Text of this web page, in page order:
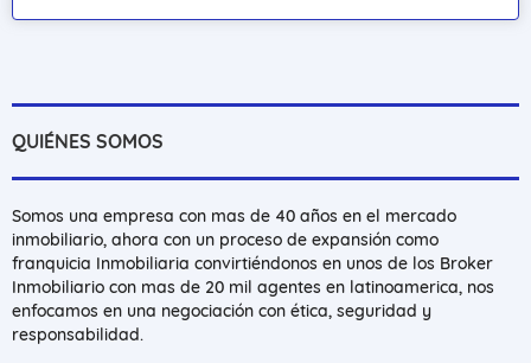
QUIÉNES SOMOS
Somos una empresa con mas de 40 años en el mercado
inmobiliario, ahora con un proceso de expansión como
franquicia Inmobiliaria convirtiéndonos en unos de los Broker
Inmobiliario con mas de 20 mil agentes en latinoamerica, nos
enfocamos en una negociación con ética, seguridad y
responsabilidad.